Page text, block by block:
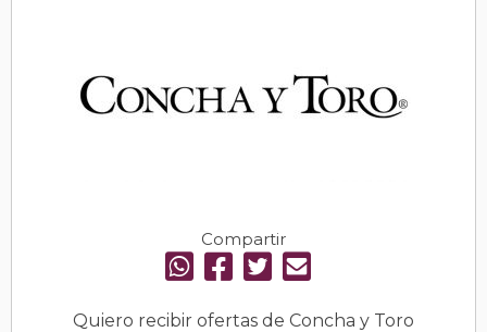
Compartir
Quiero recibir ofertas de Concha y Toro